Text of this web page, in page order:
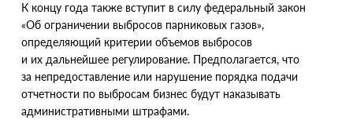
К концу года также вступит в силу федеральный закон
«Об ограничении выбросов парниковых газов»,
определяющий критерии объемов выбросов
и их дальнейшее регулирование. Предполагается, что
за непредоставление или нарушение порядка подачи
отчетности по выбросам бизнес будут наказывать
административными штрафами.